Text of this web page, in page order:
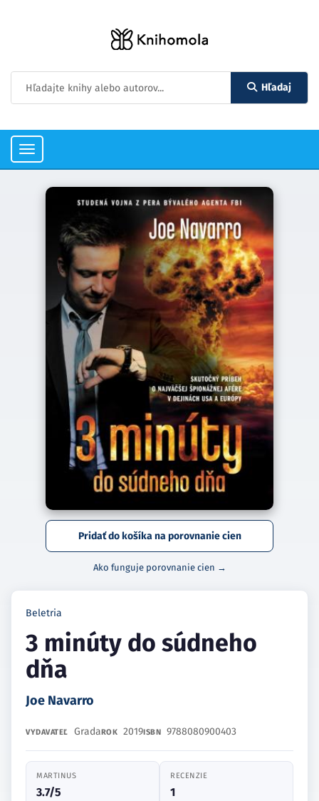
Hľadaj
Toggle
navigation
Pridať do košíka na porovnanie cien
Ako funguje porovnanie cien →
Beletria
3 minúty do súdneho
dňa
Joe Navarro
VYDAVATEĽ GradaROK 2019ISBN 9788080900403
MARTINUS
3.7/5
RECENZIE
1